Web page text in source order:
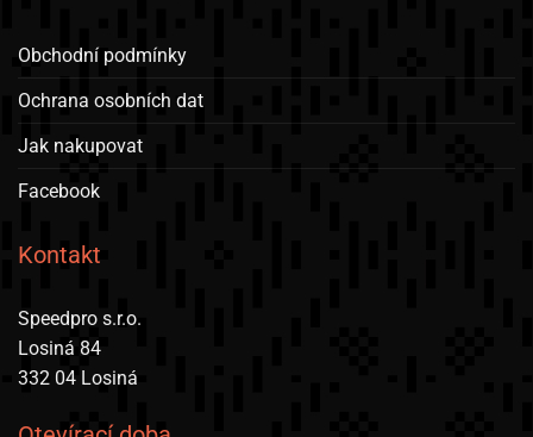
na
stránce
produktu
Obchodní podmínky
Ochrana osobních dat
Jak nakupovat
Facebook
Kontakt
Speedpro s.r.o.
Losiná 84
332 04 Losiná